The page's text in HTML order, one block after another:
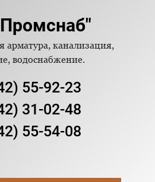
арматура, канализация,
водоснабжение.
55-92-23
31-02-48
55-54-08